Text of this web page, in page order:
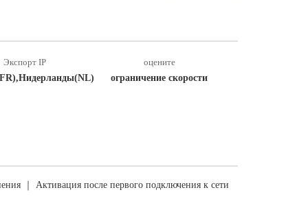
Экспорт IP
оцените
ограничение скорости
｜ Активация после первого подключения к сети